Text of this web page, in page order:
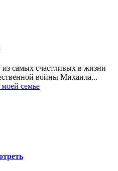
самых счастливых в жизни
войны Михаила...
семье